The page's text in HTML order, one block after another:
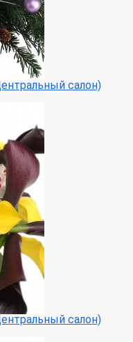
салон)
салон)